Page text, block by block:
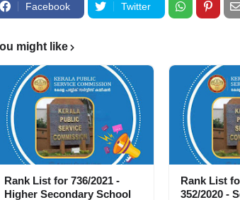
Facebook Twitter
might like
Rank List for 736/2021 -
Higher Secondary School
Rank List
352/2020 -